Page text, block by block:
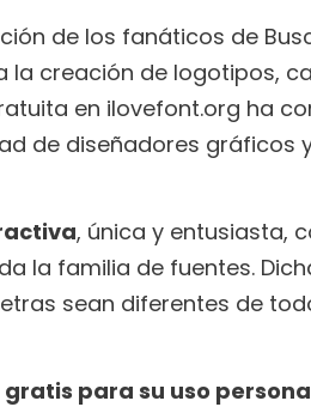
de los fanáticos de
creación de logotipos,
en ilovefont.org ha
de diseñadores gráficos
, única y entusiasta,
la familia de fuentes.
sean diferentes de
para su uso